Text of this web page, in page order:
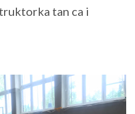
tan ca i